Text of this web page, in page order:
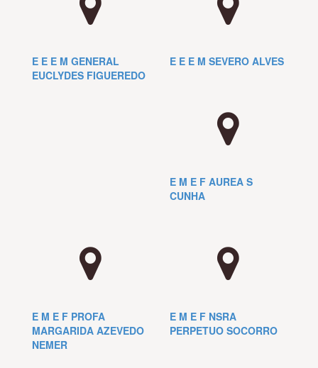
E E E M GENERAL
EUCLYDES FIGUEREDO
E E E M SEVERO ALVES
E M E F AUREA S
CUNHA
E M E F PROFA
MARGARIDA AZEVEDO
NEMER
E M E F NSRA
PERPETUO SOCORRO